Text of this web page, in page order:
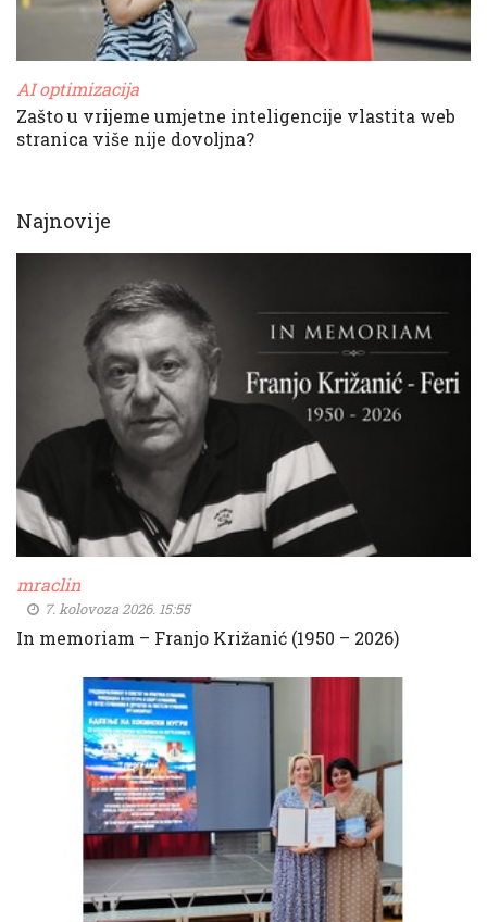
AI optimizacija
Zašto u vrijeme umjetne inteligencije vlastita web
stranica više nije dovoljna?
Najnovije
mraclin
7. kolovoza 2026. 15:55
In memoriam – Franjo Križanić (1950 – 2026)